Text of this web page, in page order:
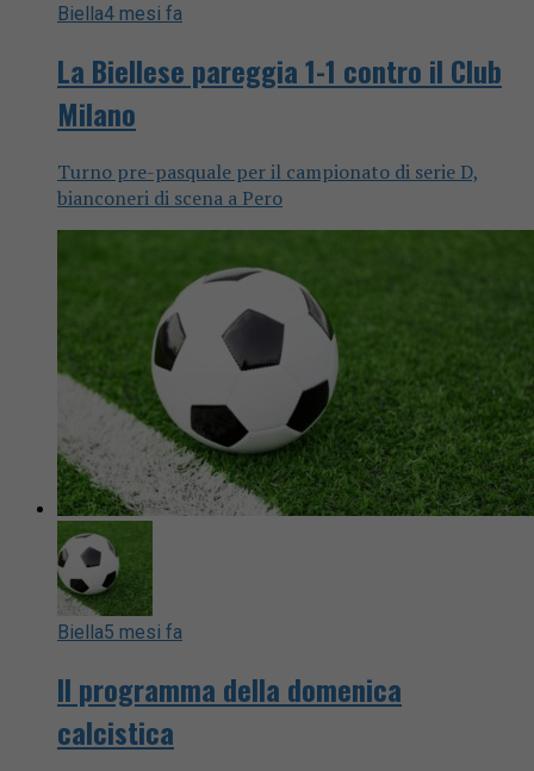
Biella4 mesi fa
La Biellese pareggia 1-1 contro il Club
Milano
Turno pre-pasquale per il campionato di serie D,
bianconeri di scena a Pero
Biella5 mesi fa
Il programma della domenica
calcistica